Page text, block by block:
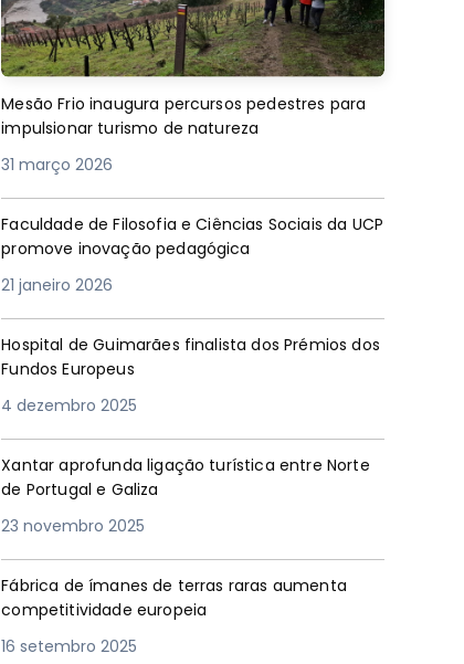
Mesão Frio inaugura percursos pedestres para
impulsionar turismo de natureza
31 março 2026
Faculdade de Filosofia e Ciências Sociais da UCP
promove inovação pedagógica
21 janeiro 2026
Hospital de Guimarães finalista dos Prémios dos
Fundos Europeus
4 dezembro 2025
Xantar aprofunda ligação turística entre Norte
de Portugal e Galiza
23 novembro 2025
Fábrica de ímanes de terras raras aumenta
competitividade europeia
16 setembro 2025